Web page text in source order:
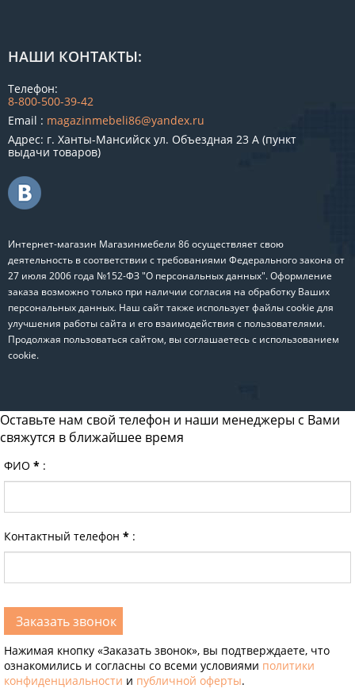
НАШИ КОНТАКТЫ:
Телефон:
8-800-500-39-42
Email : magazinmebeli86@yandex.ru
Адрес: г. Ханты-Мансийск ул. Объездная 23 А (пункт
выдачи товаров)
Интернет-магазин Магазинмебели 86 осуществляет свою
деятельность в соответствии с требованиями Федерального закона от
27 июля 2006 года №152-ФЗ "О персональных данных". Оформление
заказа возможно только при наличии согласия на обработку Ваших
персональных данных. Наш сайт также использует файлы cookie для
улучшения работы сайта и его взаимодействия с пользователями.
Продолжая пользоваться сайтом, вы соглашаетесь с использованием
cookie.
Оставьте нам свой телефон и наши менеджеры с Вами
свяжутся в ближайшее время
ФИО * :
Контактный телефон * :
Нажимая кнопку «Заказать звонок», вы подтверждаете, что
ознакомились и согласны со всеми условиями политики
конфиденциальности и публичной оферты.